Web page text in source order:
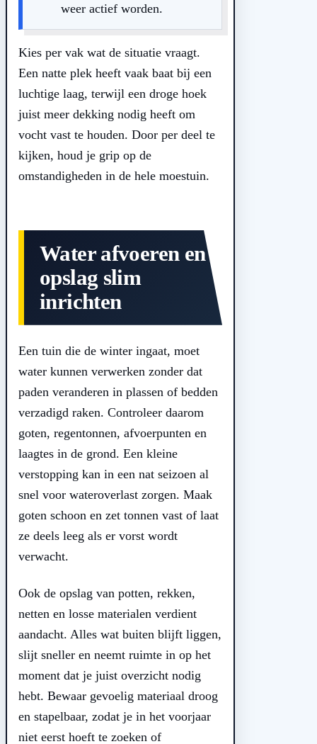
weer actief worden.
Kies per vak wat de situatie vraagt.
Een natte plek heeft vaak baat bij een
luchtige laag, terwijl een droge hoek
juist meer dekking nodig heeft om
vocht vast te houden. Door per deel te
kijken, houd je grip op de
omstandigheden in de hele moestuin.
Water afvoeren en
opslag slim
inrichten
Een tuin die de winter ingaat, moet
water kunnen verwerken zonder dat
paden veranderen in plassen of bedden
verzadigd raken. Controleer daarom
goten, regentonnen, afvoerpunten en
laagtes in de grond. Een kleine
verstopping kan in een nat seizoen al
snel voor wateroverlast zorgen. Maak
goten schoon en zet tonnen vast of laat
ze deels leeg als er vorst wordt
verwacht.
Ook de opslag van potten, rekken,
netten en losse materialen verdient
aandacht. Alles wat buiten blijft liggen,
slijt sneller en neemt ruimte in op het
moment dat je juist overzicht nodig
hebt. Bewaar gevoelig materiaal droog
en stapelbaar, zodat je in het voorjaar
niet eerst hoeft te zoeken of